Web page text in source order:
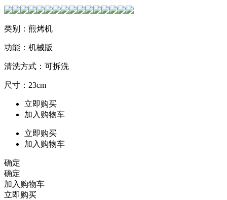
类别：煎烤机
功能：机械版
清洗方式：可拆洗
尺寸：23cm
立即购买
加入购物车
立即购买
加入购物车
确定
确定
加入购物车
立即购买